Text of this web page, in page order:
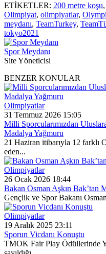
ETİKETLER: 200 metre koşu,
Olimpiyat, olimpiyatlar,
meydanı, TeamTurkey,
tokyo2021
Spor Meydanı
Site Yöneticisi
BENZER KONULAR
Olimpiyatlar
31 Temmuz 2026 15:05
Milli Sporcularımızdan
Madalya Yağmuru
21 Haziran itibarıyla 12 farklı
eden...
Olimpiyatlar
26 Ocak 2026 18:44
Bakan Osman Aşkın Bak’tan
Gençlik ve Spor Bakanı
Olimpiyatlar
19 Aralık 2025 23:11
Sporun Vicdanı Konuştu
TMOK Fair Play Ödüllerinde